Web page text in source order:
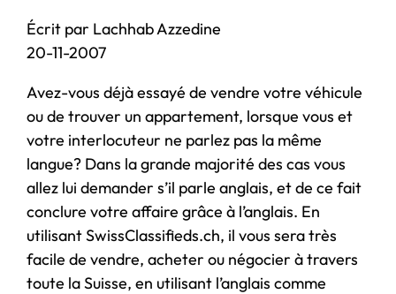
Écrit par Lachhab Azzedine
20-11-2007
Avez-vous déjà essayé de vendre votre véhicule
ou de trouver un appartement, lorsque vous et
votre interlocuteur ne parlez pas la même
langue? Dans la grande majorité des cas vous
allez lui demander s’il parle anglais, et de ce fait
conclure votre affaire grâce à l’anglais. En
utilisant SwissClassifieds.ch, il vous sera très
facile de vendre, acheter ou négocier à travers
toute la Suisse, en utilisant l’anglais comme